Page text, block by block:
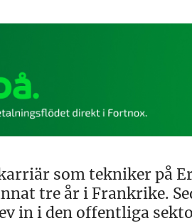
som tekniker på
tre år i Frankrike.
in i den offentliga